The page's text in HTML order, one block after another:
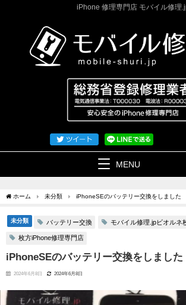
iPhone 修理専門店 モバイル修理
MENU
ホーム 未分類 iPhoneSEのバッテリー交換をしました
未分類 バッテリー交換 モバイル修理.jpビオルネ
枚方iPhone修理専門店
iPhoneSEのバッテリー交換をしました
2024年6月8日 2024年6月8日